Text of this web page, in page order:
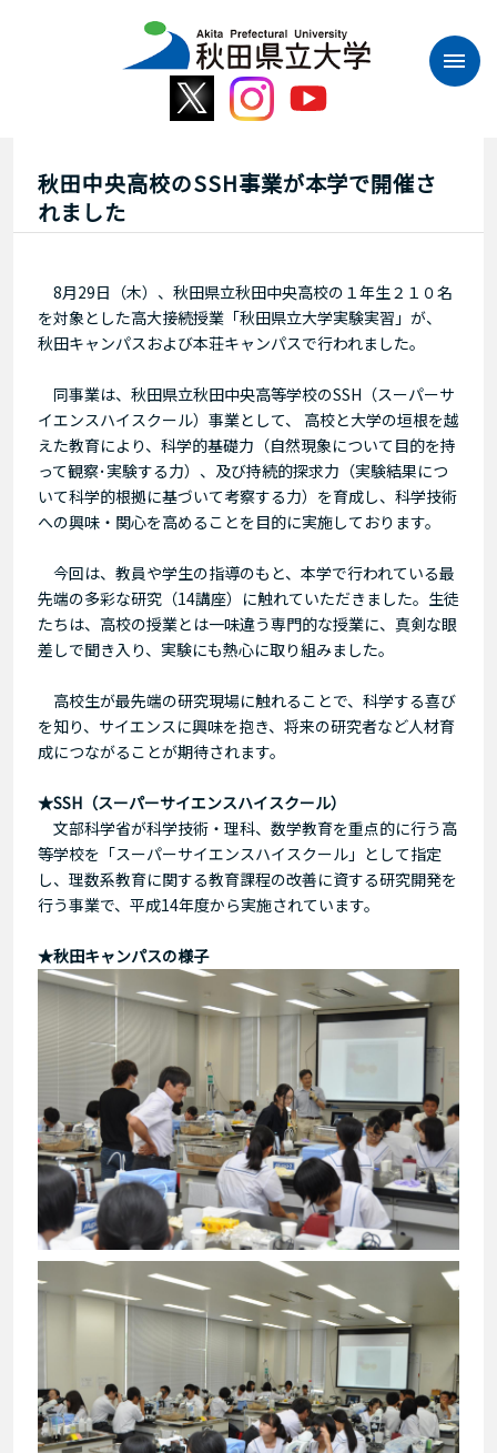
秋田中央高校のSSH事業が本学で開催さ
れました
8月29日（木）、秋田県立秋田中央高校の１年生２１０名
を対象とした高大接続授業「秋田県立大学実験実習」が、
秋田キャンパスおよび本荘キャンパスで行われました。
同事業は、秋田県立秋田中央高等学校のSSH（スーパーサ
イエンスハイスクール）事業として、 高校と大学の垣根を越
えた教育により、科学的基礎力（自然現象について目的を持
って観察･実験する力）、及び持続的探求力（実験結果につ
いて科学的根拠に基づいて考察する力）を育成し、科学技術
への興味・関心を高めることを目的に実施しております。
今回は、教員や学生の指導のもと、本学で行われている最
先端の多彩な研究（14講座）に触れていただきました。生徒
たちは、高校の授業とは一味違う専門的な授業に、真剣な眼
差しで聞き入り、実験にも熱心に取り組みました。
高校生が最先端の研究現場に触れることで、科学する喜び
を知り、サイエンスに興味を抱き、将来の研究者など人材育
成につながることが期待されます。
★SSH（スーパーサイエンスハイスクール）
文部科学省が科学技術・理科、数学教育を重点的に行う高
等学校を「スーパーサイエンスハイスクール」として指定
し、理数系教育に関する教育課程の改善に資する研究開発を
行う事業で、平成14年度から実施されています。
★秋田キャンパスの様子